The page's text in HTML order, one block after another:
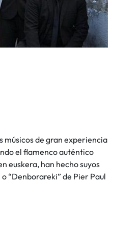
músicos de gran experiencia
el flamenco auténtico
euskera, han hecho suyos
“Denborareki” de Pier Paul